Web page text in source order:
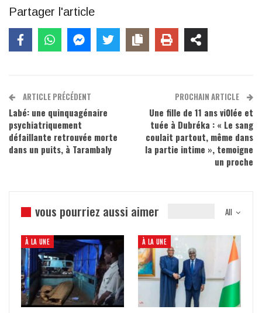
Partager l'article
ARTICLE PRÉCÉDENT
Labé: une quinquagénaire
psychiatriquement
défaillante retrouvée morte
dans un puits, à Tarambaly
PROCHAIN ARTICLE
Une fille de 11 ans vi0lée et
tuée à Dubréka : « Le sang
coulait partout, même dans
la partie intime », temoigne
un proche
All
vous pourriez aussi aimer
À LA UNE À LA UNE